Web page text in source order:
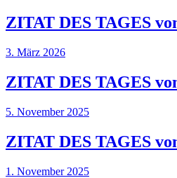
ZITAT DES TAGES
3. März 2026
ZITAT DES TAGES
5. November 2025
ZITAT DES TAGES
1. November 2025